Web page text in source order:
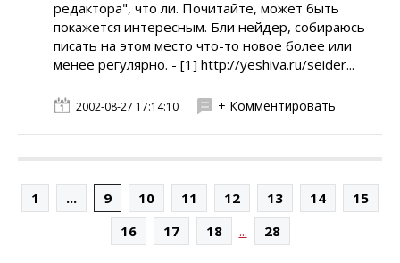
редактора", что ли. Почитайте, может быть
покажется интересным. Бли нейдер, собираюсь
писать на этом место что-то новое более или
менее регулярно. - [1] http://yeshiva.ru/seider...
2002-08-27 17:14:10 + Комментировать
1 ... 9 10 11 12 13 14
15
16
17 18 ... 28